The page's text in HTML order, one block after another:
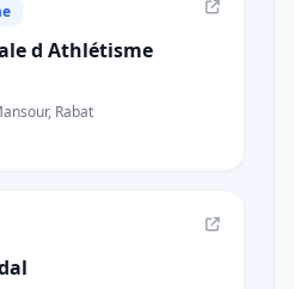
d Athlétisme
Rabat